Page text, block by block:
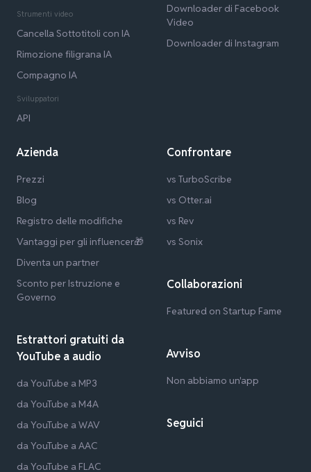
Strumenti video
Cancella Sottotitoli con IA
Rimozione filigrana IA
Compagno IA
Sviluppatori
API
Downloader di Facebook
Video
Downloader di Instagram
Azienda
Prezzi
Blog
Registro delle modifiche
Vantaggi per gli influencer🎁
Diventa un partner
Sconto per Istruzione e
Governo
Estrattori gratuiti da
YouTube a audio
da YouTube a MP3
da YouTube a M4A
da YouTube a WAV
da YouTube a AAC
da YouTube a FLAC
Confrontare
vs TurboScribe
vs Otter.ai
vs Rev
vs Sonix
Collaborazioni
Featured on Startup Fame
Avviso
Non abbiamo un'app
Seguici